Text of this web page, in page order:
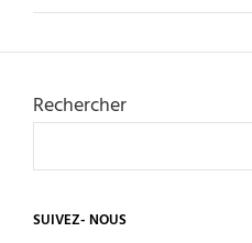
Rechercher
SUIVEZ- NOUS